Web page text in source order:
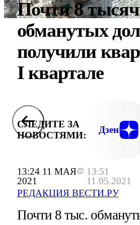
13:24 11 МАЯ
2021
13:51
11.05.2021
РЕДАКЦИЯ ВЕСТИ.РУ
Почти 8 тысяч
обманутых
получили
I квартале
СЛЕДИТЕ ЗА
НОВОСТЯМИ:
Дзен
Почти 8 тыс.